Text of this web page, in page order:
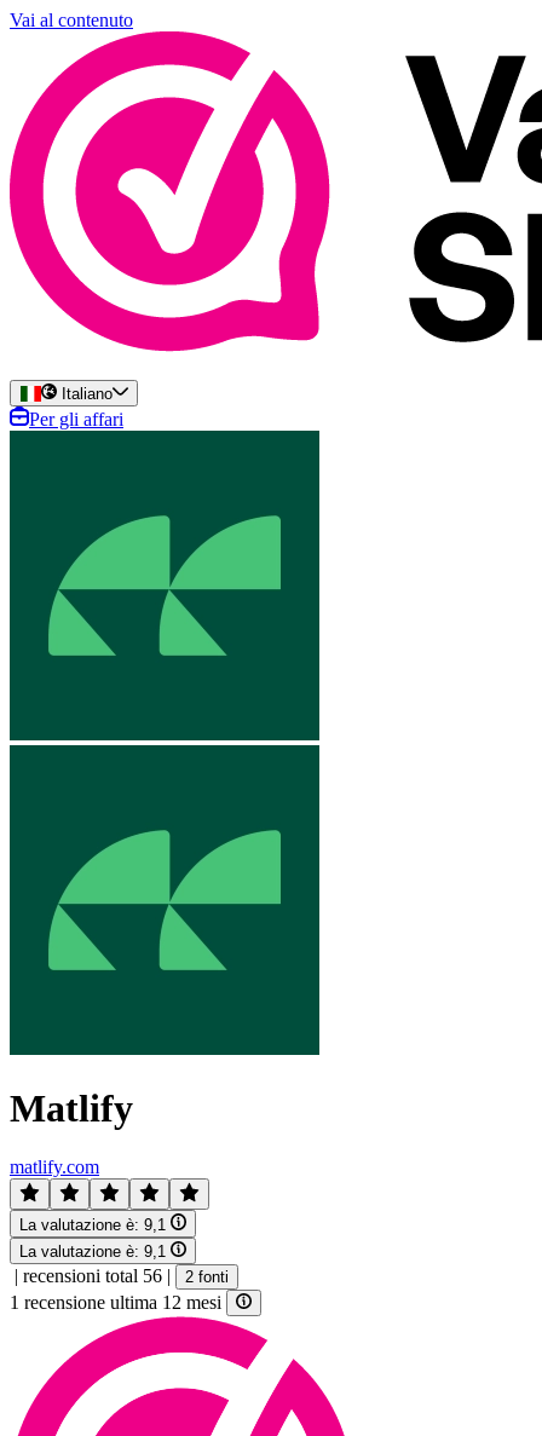
Vai al contenuto
Italiano
Per gli affari
Matlify
matlify.com
La valutazione è: 9,1
La valutazione è: 9,1
| recensioni total 56 | 2 fonti
1 recensione ultima 12 mesi